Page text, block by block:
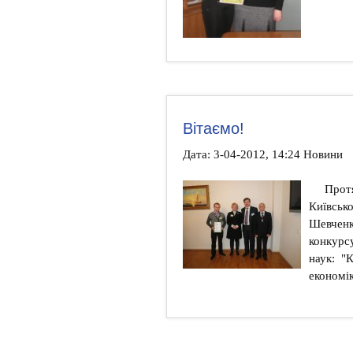
Вітаємо!
Дата: 3-04-2012, 14:24 Новини
наук: